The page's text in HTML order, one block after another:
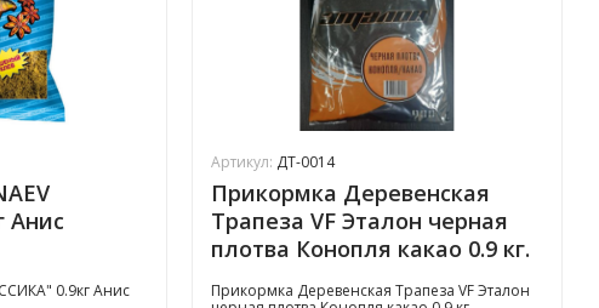
Анис
0.9кг Анис
Артикул: ДТ-0014
Прикормка Деревенская
Трапеза VF Эталон черная
плотва Конопля какао 0.9 кг.
Прикормка Деревенская Трапеза VF Эталон